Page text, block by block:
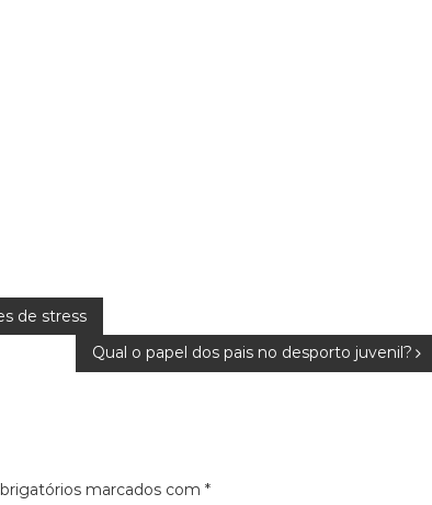
de stress
Qual o papel dos pais no desporto juvenil?
marcados com *